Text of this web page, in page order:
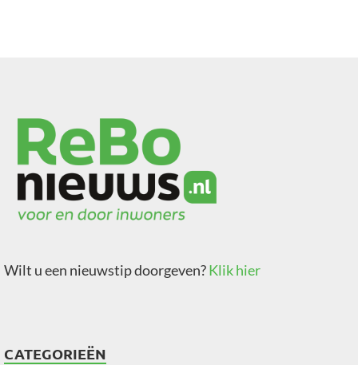
Wilt u een nieuwstip doorgeven?Klik hier
CATEGORIEËN